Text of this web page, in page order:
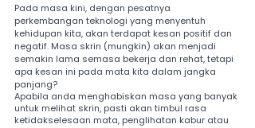
Pada masa kini, dengan pesatnya
perkembangan teknologi yang menyentuh
kehidupan kita, akan terdapat kesan positif dan
negatif. Masa skrin (mungkin) akan menjadi
semakin lama semasa bekerja dan rehat, tetapi
apa kesan ini pada mata kita dalam jangka
panjang?
Apabila anda menghabiskan masa yang banyak
untuk melihat skrin, pasti akan timbul rasa
ketidakselesaan mata, penglihatan kabur atau